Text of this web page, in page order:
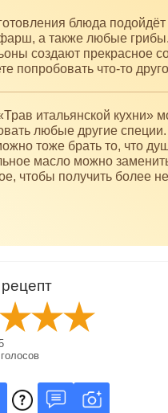
блюда
а также любые
создают прекрасное
попробовать что-то
итальянской кухни»
любые другие
тоже брать то, что
масло можно
чтобы получить более
голосов